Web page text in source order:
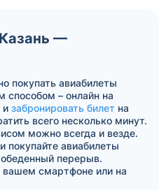
—
покупать авиабилеты
– онлайн на
и забронировать билет на
всего несколько минут.
можно всегда и везде.
покупайте авиабилеты
перерыв.
вашем смартфоне или на